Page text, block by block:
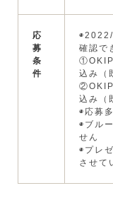
応
募
条
件
確認で
込み（
込み（
◉応募
◉ブル
せん
◉プレ
させて